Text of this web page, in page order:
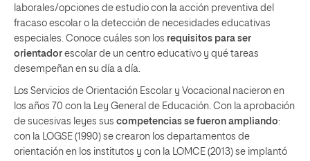
laborales/opciones de estudio con la acción preventiva del
fracaso escolar o la detección de necesidades educativas
especiales. Conoce cuáles son los requisitos para ser
orientador escolar de un centro educativo y qué tareas
desempeñan en su día a día.
Los Servicios de Orientación Escolar y Vocacional nacieron en
los años 70 con la Ley General de Educación. Con la aprobación
de sucesivas leyes sus competencias se fueron ampliando:
con la LOGSE (1990) se crearon los departamentos de
orientación en los institutos y con la LOMCE (2013) se implantó